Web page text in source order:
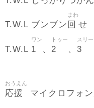
T.W.L ブンブン 回
まわ
せ
T.W.L 1
ワン
、 2
トゥー
、 3
スリー
応援
おうえん
マイクロフォ